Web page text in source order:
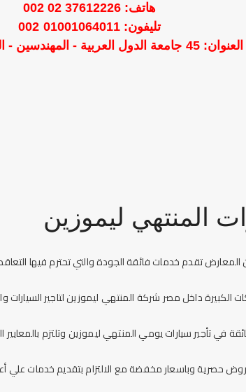
هاتف: 37612226 02 002
تليفون: 01001064011 002
العنوان: 45 جامعة الدول العربية - المهندسين - الجيزة - مصر
المنتهي ليموزين
تقدم خدمات فائقة الجودة والتي تحترم فيها
الكبيرة داخل مصر شركة المنتهي ليموزين لتاجير السيارات
في تأجير سيارات يومي المنتهي ليموزين وتلتزم
عروض حصرية وباسعار مخفضة مع الالتزام بتقديم خدمات